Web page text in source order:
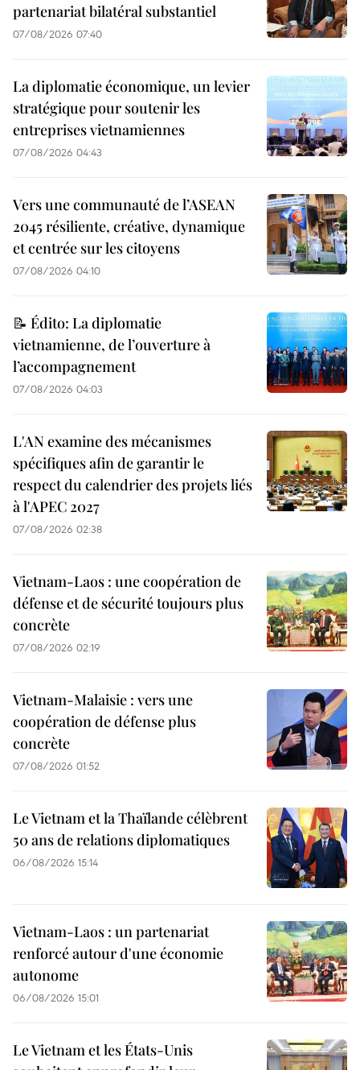
partenariat bilatéral substantiel
07/08/2026 07:40
La diplomatie économique, un levier
stratégique pour soutenir les
entreprises vietnamiennes
07/08/2026 04:43
Vers une communauté de l’ASEAN
2045 résiliente, créative, dynamique
et centrée sur les citoyens
07/08/2026 04:10
📝 Édito: La diplomatie
vietnamienne, de l’ouverture à
l’accompagnement
07/08/2026 04:03
L'AN examine des mécanismes
spécifiques afin de garantir le
respect du calendrier des projets liés
à l'APEC 2027
07/08/2026 02:38
Vietnam-Laos : une coopération de
défense et de sécurité toujours plus
concrète
07/08/2026 02:19
Vietnam-Malaisie : vers une
coopération de défense plus
concrète
07/08/2026 01:52
Le Vietnam et la Thaïlande célèbrent
50 ans de relations diplomatiques
06/08/2026 15:14
Vietnam-Laos : un partenariat
renforcé autour d'une économie
autonome
06/08/2026 15:01
Le Vietnam et les États-Unis